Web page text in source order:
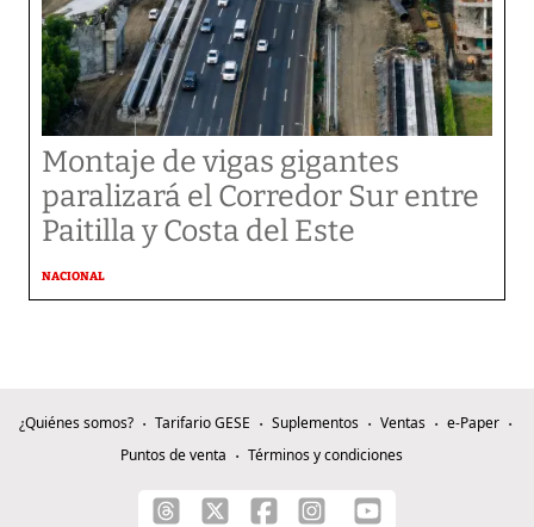
Montaje de vigas gigantes
paralizará el Corredor Sur entre
Paitilla y Costa del Este
NACIONAL
¿Quiénes somos? Tarifario GESE Suplementos Ventas
e-Paper
Puntos de venta
Términos y condiciones